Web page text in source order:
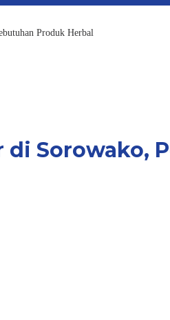
Produk Herbal
di Sorowako,